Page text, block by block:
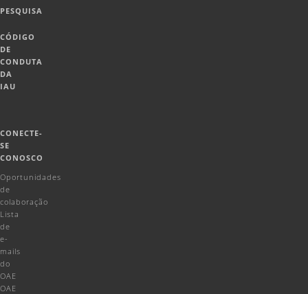
PESQUISA
CÓDIGO
DE
CONDUTA
DA
IAU
CONECTE-
SE
CONOSCO
Oportunidades
de
colaboração
Lista
de
e-
mails
do
OAE
OAE